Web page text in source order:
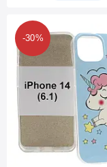
-30%
Merk tPU